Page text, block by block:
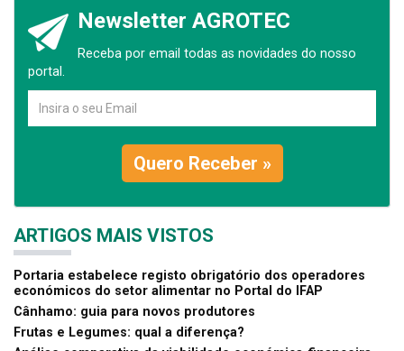
Newsletter AGROTEC
Receba por email todas as novidades do nosso
portal.
Quero Receber »
ARTIGOS MAIS VISTOS
Portaria estabelece registo obrigatório dos operadores
económicos do setor alimentar no Portal do IFAP
Cânhamo: guia para novos produtores
Frutas e Legumes: qual a diferença?